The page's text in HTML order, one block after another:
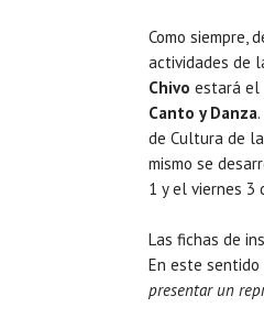
Como siempre,
actividades de
Chivo estará el
Canto y Danza.
de Cultura de
mismo se
1 y el viernes 3
Las fichas de
En este sentido
presentar un